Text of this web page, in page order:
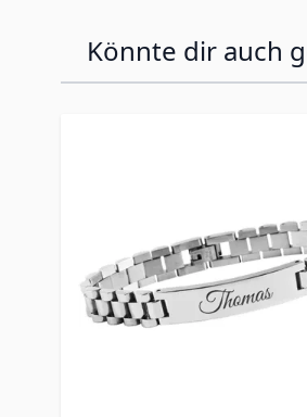
Könnte dir auch